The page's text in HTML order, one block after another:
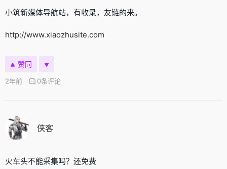
小筑新媒体导航站，有收录，友链的来。
http://www.xiaozhusite.com
赞同
2年前 0条评论
侠客
火车头不能采集吗？还免费